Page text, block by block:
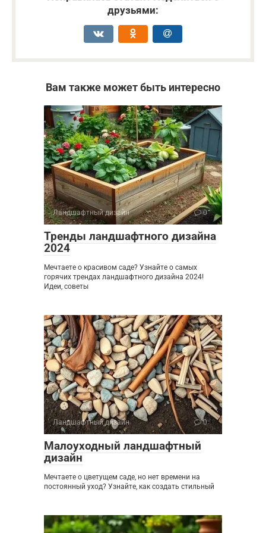
друзьями:
Вам также может быть интересно
Ландшафтный дизайн 0
Тренды ландшафтного дизайна
2024
Мечтаете о красивом саде? Узнайте о самых
горячих трендах ландшафтного дизайна 2024!
Идеи, советы
Ландшафтный дизайн 0
Малоуходный ландшафтный
дизайн
Мечтаете о цветущем саде, но нет времени на
постоянный уход? Узнайте, как создать стильный